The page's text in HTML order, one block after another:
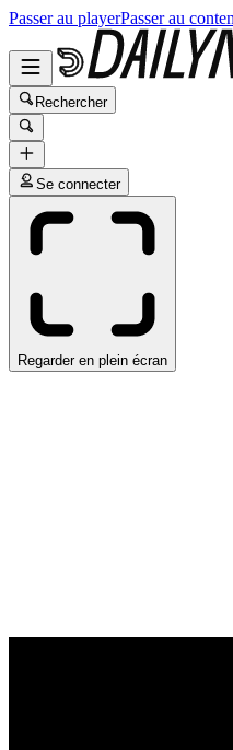
Passer au playerPasser au
Rechercher
Se connecter
Regarder en plein écran